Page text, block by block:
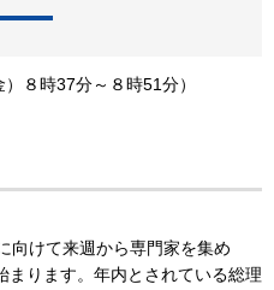
８時37分～８時51分）
向けて来週から専門家を集め
まります。年内とされている総理